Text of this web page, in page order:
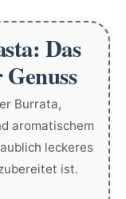
Das
Burrata,
aromatischem
leckeres
ist.